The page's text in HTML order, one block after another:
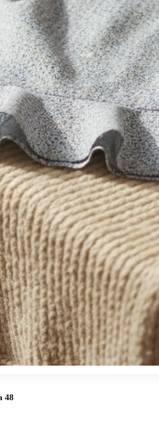
48